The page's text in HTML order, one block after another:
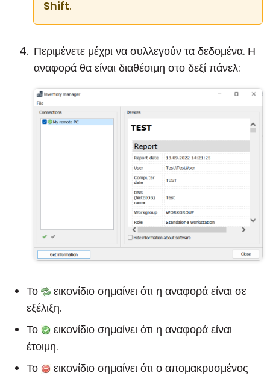
Shift.
Περιμένετε μέχρι να συλλεγούν τα δεδομένα. Η
αναφορά θα είναι διαθέσιμη στο δεξί πάνελ:
Το
εικονίδιο σημαίνει ότι η αναφορά είναι σε
εξέλιξη.
Το
εικονίδιο σημαίνει ότι η αναφορά είναι
έτοιμη.
Το
εικονίδιο σημαίνει ότι ο απομακρυσμένος